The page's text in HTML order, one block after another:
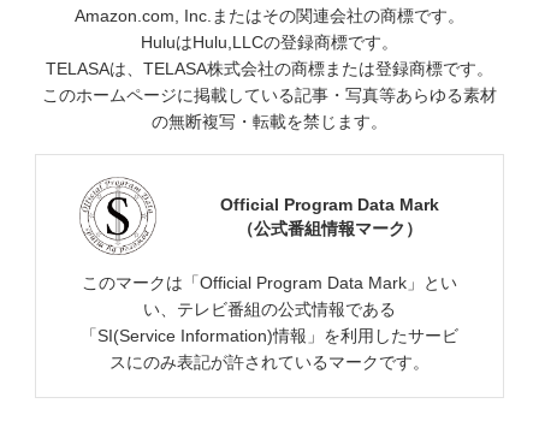
Amazon.com, Inc.またはその関連会社の商標です。
HuluはHulu,LLCの登録商標です。
TELASAは、TELASA株式会社の商標または登録商標です。
このホームページに掲載している記事・写真等あらゆる素材
の無断複写・転載を禁じます。
Official Program Data Mark
（公式番組情報マーク）
このマークは「Official Program Data Mark」とい
い、テレビ番組の公式情報である
「SI(Service Information)情報」を利用したサービ
スにのみ表記が許されているマークです。